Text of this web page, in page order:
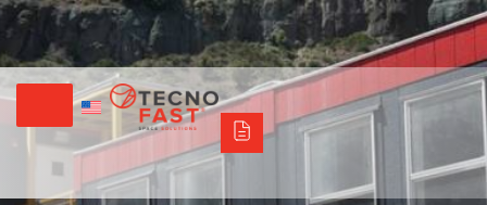
Síguenos +56 2 27905000+56 9 3469 5135
Tecno Fast Perú AlcoTriumph BalatTecno Panel